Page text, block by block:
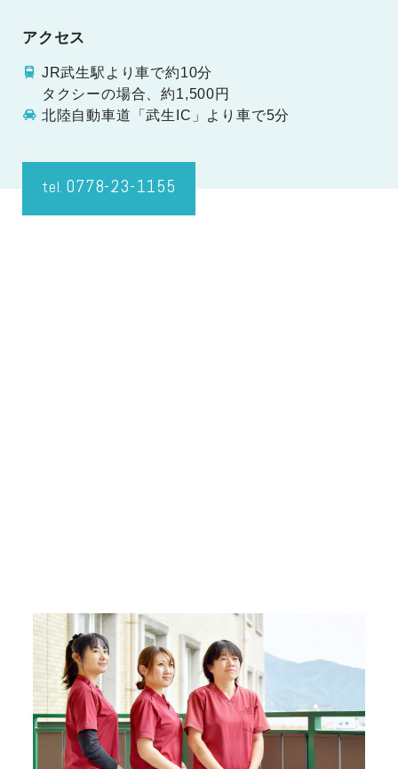
アクセス
JR武生駅より車で約10分
タクシーの場合、約1,500円
北陸自動車道「武生IC」より車で5分
tel. 0778-23-1155